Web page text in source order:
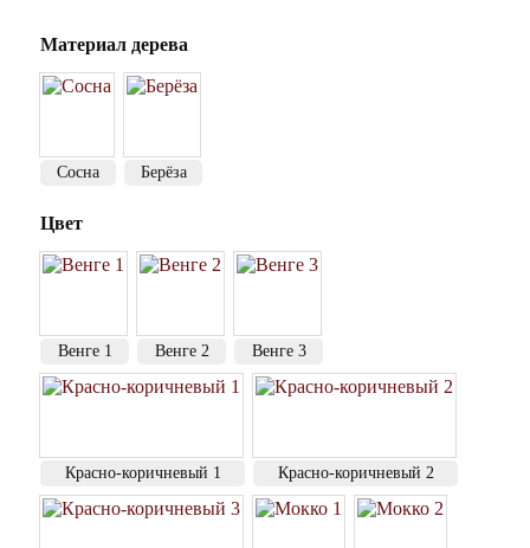
Материал дерева
Сосна Берёза
Цвет
Венге 1 Венге 2 Венге 3
Красно-коричневый 1 Красно-коричневый 2